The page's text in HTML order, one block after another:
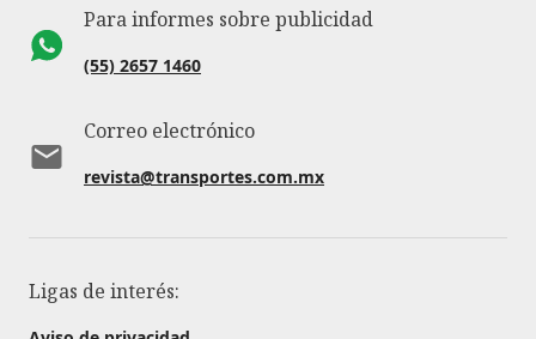
Para informes sobre publicidad
(55) 2657 1460
Correo electrónico
revista@transportes.com.mx
Ligas de interés: